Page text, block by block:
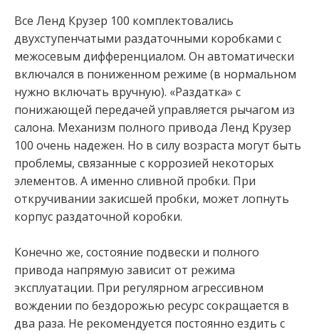
Все Ленд Крузер 100 комплектовались
двухступенчатыми раздаточными коробками с
межосевым дифференциалом. Он автоматически
включался в пониженном режиме (в нормальном
нужно включать вручную). «Раздатка» с
понижающей передачей управляется рычагом из
салона. Механизм полного привода Ленд Крузер
100 очень надежен. Но в силу возраста могут быть
проблемы, связанные с коррозией некоторых
элементов. А именно сливной пробки. При
откручивании закисшей пробки, может лопнуть
корпус раздаточной коробки.
Конечно же, состояние подвески и полного
привода напрямую зависит от режима
эксплуатации. При регулярном агрессивном
вождении по бездорожью ресурс сокращается в
два раза. Не рекомендуется постоянно ездить с